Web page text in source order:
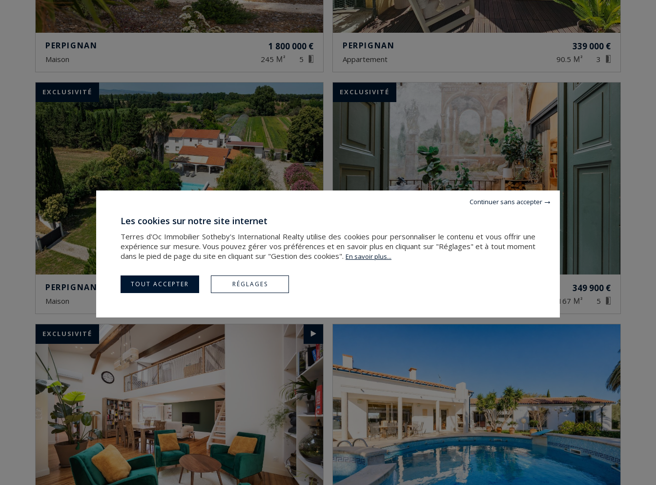
PERPIGNAN 1 800 000 €
maison 245 5
PERPIGNAN 339 000 €
appartement 90.5 3
PERPIGNAN
maison
EXCLUSIVITÉ
349 900 €
167 5
EXCLUSIVITÉ
EXCLUSIVITÉ
Continuer sans accepter
Les cookies sur notre site internet
Terres d'Oc Immobilier Sotheby's International Realty utilise des cookies pour personnaliser le contenu et vous offrir une
expérience sur mesure. Vous pouvez gérer vos préférences et en savoir plus en cliquant sur "Réglages" et à tout moment
dans le pied de page du site en cliquant sur "Gestion des cookies". En savoir plus...
TOUT ACCEPTER RÉGLAGES